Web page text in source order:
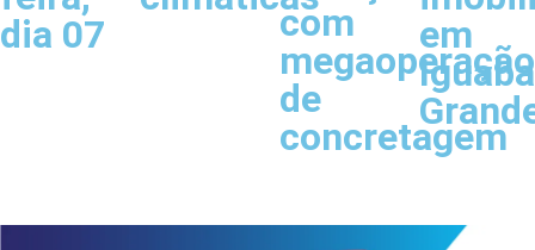
dia 07
com
megaoperação
de
concretagem
em
Iguaba